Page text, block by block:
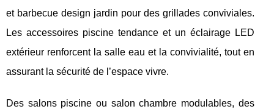
et barbecue design jardin pour des grillades conviviales.
Les accessoires piscine tendance et un éclairage LED
extérieur renforcent la salle eau et la convivialité, tout en
assurant la sécurité de l’espace vivre.
Des salons piscine ou salon chambre modulables, des